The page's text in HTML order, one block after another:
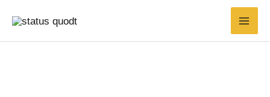
Inhalt
springen